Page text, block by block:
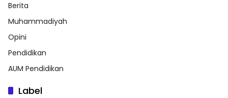
Berita
Muhammadiyah
Opini
Pendidikan
AUM Pendidikan
Label